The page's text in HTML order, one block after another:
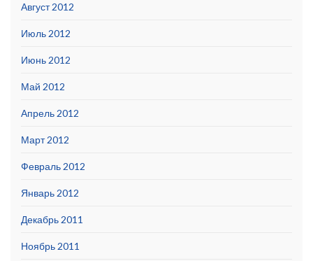
Август 2012
Июль 2012
Июнь 2012
Май 2012
Апрель 2012
Март 2012
Февраль 2012
Январь 2012
Декабрь 2011
Ноябрь 2011